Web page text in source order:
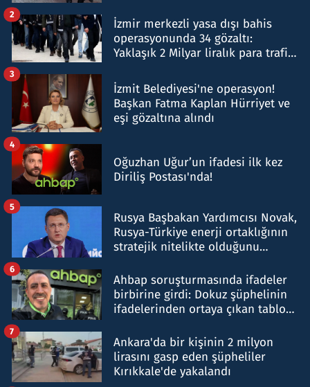
İzmir merkezli yasa dışı bahis
operasyonunda 34 gözaltı:
Yaklaşık 2 Milyar liralık para trafiği
2
İzmit Belediyesi'ne operasyon!
Başkan Fatma Kaplan Hürriyet ve
eşi gözaltına alındı
3
Oğuzhan Uğur’un ifadesi ilk kez
Diriliş Postası'nda!
4
Rusya Başbakan Yardımcısı Novak,
Rusya-Türkiye enerji ortaklığının
stratejik nitelikte olduğunu
5
Ahbap soruşturmasında ifadeler
birbirine girdi: Dokuz şüphelinin
ifadelerinden ortaya çıkan tablo
6
Ankara'da bir kişinin 2 milyon
lirasını gasp eden şüpheliler
Kırıkkale'de yakalandı
7